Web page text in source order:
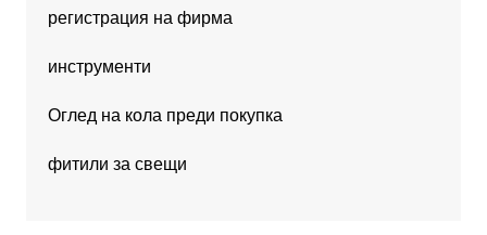
регистрация на фирма
инструменти
Оглед на кола преди покупка
фитили за свещи